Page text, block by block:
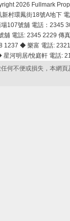
2026 Fullmark
新村環鳳街18號A地下
場107號舖 電話：2345
舖 電話: 2345 2229
1237 ◆ 樂富 電話:
河明居/悅庭軒 電話
何不便或損失，本網